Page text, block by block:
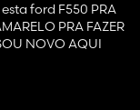
ford F550 PRA
PRA FAZER
NOVO AQUI